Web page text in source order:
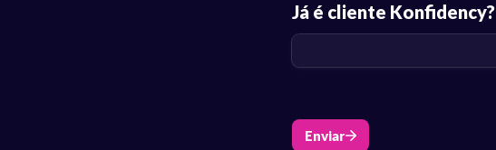
Já é cliente Konfidency?
Enviar